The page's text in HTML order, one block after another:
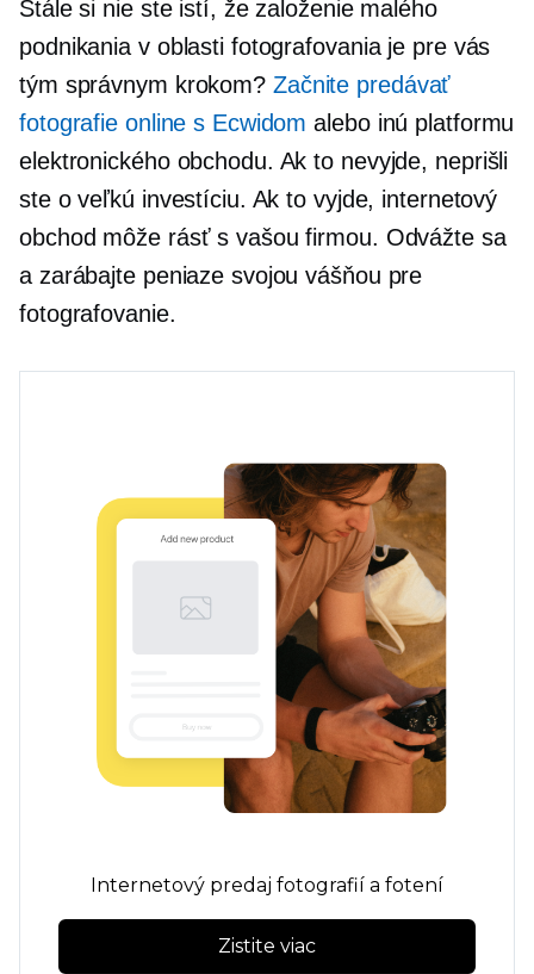
Stále si nie ste istí, že založenie malého
podnikania v oblasti fotografovania je pre vás
tým správnym krokom? Začnite predávať
fotografie online s Ecwidom alebo inú platformu
elektronického obchodu. Ak to nevyjde, neprišli
ste o veľkú investíciu. Ak to vyjde, internetový
obchod môže rásť s vašou firmou. Odvážte sa
a zarábajte peniaze svojou vášňou pre
fotografovanie.
Internetový predaj fotografií a fotení
Zistite viac